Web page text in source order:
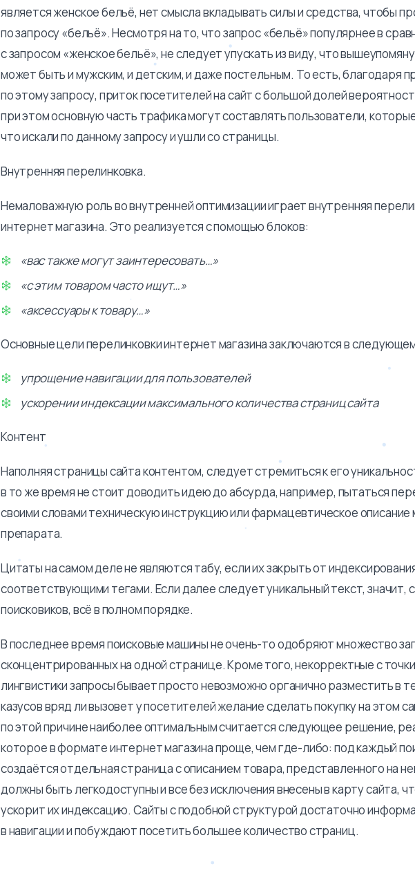
является женское бельё, нет смысла вкладывать силы и средства, чтобы
по запросу «бельё». Несмотря на то, что запрос «бельё» популярнее в
с запросом «женское бельё», не следует упускать из виду, что
может быть и мужским, и детским, и даже постельным. То есть, благодаря
по этому запросу, приток посетителей на сайт с большой долей
при этом основную часть трафика могут составлять пользователи,
что искали по данному запросу и ушли со страницы.
Внутренняя перелинковка.
Немаловажную роль во внутренней оптимизации играет внутренняя
интернет магазина. Это реализуется с помощью блоков:
«вас также могут заинтересовать…»
«с этим товаром часто ищут…»
«аксессуары к товару…»
Основные цели перелинковки интернет магазина заключаются в
упрощение навигации для пользователей
ускорении индексации максимального количества страниц сайта
Контент
Наполняя страницы сайта контентом, следует стремиться к его
в то же время не стоит доводить идею до абсурда, например, пытаться
своими словами техническую инструкцию или фармацевтическое описание
препарата.
Цитаты на самом деле не являются табу, если их закрыть от
соответствующими тегами. Если далее следует уникальный текст, значит,
поисковиков, всё в полном порядке.
В последнее время поисковые машины не очень-то одобряют множество
сконцентрированных на одной странице. Кроме того, некорректные с
лингвистики запросы бывает просто невозможно органично разместить в
казусов вряд ли вызовет у посетителей желание сделать покупку на этом
по этой причине наиболее оптимальным считается следующее решение,
которое в формате интернет магазина проще, чем где-либо: под каждый
создаётся отдельная страница с описанием товара, представленного на
должны быть легкодоступны и все без исключения внесены в карту сайта,
ускорит их индексацию. Сайты с подобной структурой достаточно
в навигации и побуждают посетить большее количество страниц.